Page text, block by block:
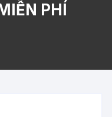
PHÍ